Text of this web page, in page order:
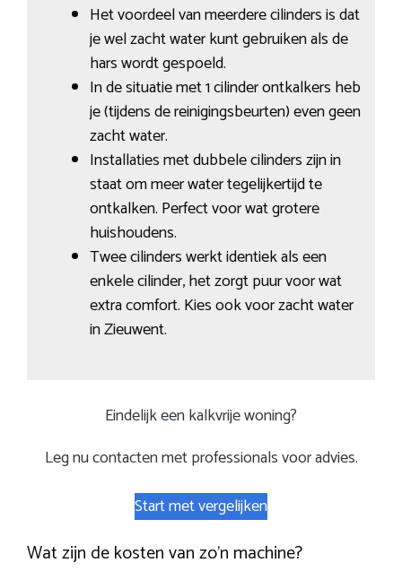
Het voordeel van meerdere cilinders is dat
je wel zacht water kunt gebruiken als de
hars wordt gespoeld.
In de situatie met 1 cilinder ontkalkers heb
je (tijdens de reinigingsbeurten) even geen
zacht water.
Installaties met dubbele cilinders zijn in
staat om meer water tegelijkertijd te
ontkalken. Perfect voor wat grotere
huishoudens.
Twee cilinders werkt identiek als een
enkele cilinder, het zorgt puur voor wat
extra comfort. Kies ook voor zacht water
in Zieuwent.
Eindelijk een kalkvrije woning?
Leg nu contacten met professionals voor advies.
Start met vergelijken
Wat zijn de kosten van zo’n machine?